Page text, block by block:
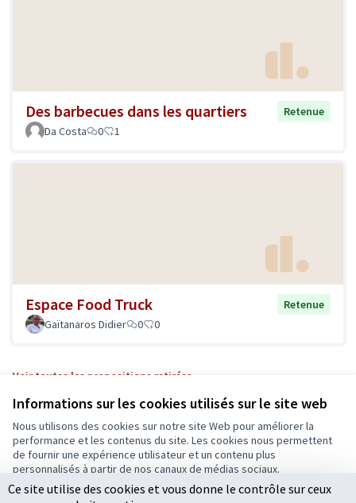
Informations sur les cookies utilisés sur le site web
Nous utilisons des cookies sur notre site Web pour améliorer la
performance et les contenus du site. Les cookies nous permettent
de fournir une expérience utilisateur et un contenu plus
personnalisés à partir de nos canaux de médias sociaux.
Tout accepter
Des barbecues dans les quartiers
Retenue
Da Costa
0 1
Espace Food Truck
Retenue
Gaïtanaros Didier
0 0
Voir toutes les propositions retirées
Conditions d'utilisation
Paramètres des cookies
Ecrivons Angers sur X
(Lien externe)
Ecrivons Angers sur Facebook
(Lien externe)
Ce site utilise des cookies et vous donne le contrôle sur ceux